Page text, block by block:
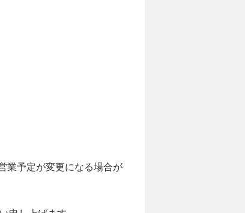
業予定が変更になる場合が